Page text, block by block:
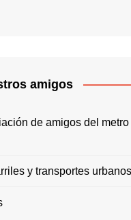
amigos
de amigos del metro
y transportes urbanos